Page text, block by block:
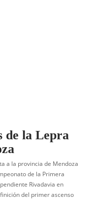
de la Lepra
a la provincia de Mendoza
de la Primera
Rivadavia en
del primer ascenso